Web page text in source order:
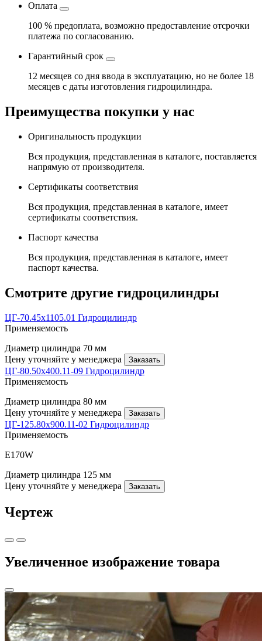
Оплата
100 % предоплата, возможно предоставление отсрочки
платежа по согласованию.
Гарантийный срок
12 месяцев со дня ввода в эксплуатацию, но не более 18
месяцев с даты изготовления гидроцилиндра.
Преимущества покупки у нас
Оригинальность продукции
Вся продукция, представленная в каталоге, поставляется
напрямую от производителя.
Сертификаты соответствия
Вся продукция, представленная в каталоге, имеет
сертификаты соответствия.
Паспорт качества
Вся продукция, представленная в каталоге, имеет
паспорт качества.
Смотрите другие гидроцилиндры
ЦГ-70.45х1105.01 Гидроцилиндр
Применяемость
Диаметр цилиндра 70 мм
Цену уточняйте у менеджера
Заказать
ЦГ-80.50х400.11-09 Гидроцилиндр
Применяемость
Диаметр цилиндра 80 мм
Цену уточняйте у менеджера
Заказать
ЦГ-125.80х900.11-02 Гидроцилиндр
Применяемость
E170W
Диаметр цилиндра 125 мм
Цену уточняйте у менеджера
Заказать
Чертеж
Увеличенное изображение товара